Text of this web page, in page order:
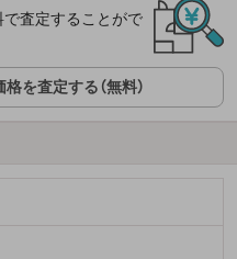
査定することがで
を査定する（無料）